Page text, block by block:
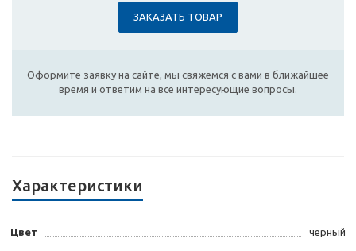
ЗАКАЗАТЬ ТОВАР
Оформите заявку на сайте, мы свяжемся с вами в ближайшее
время и ответим на все интересующие вопросы.
Характеристики
Цвет черный